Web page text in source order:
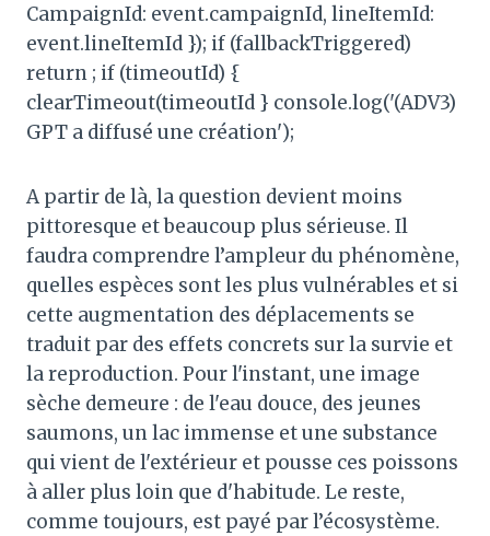
CampaignId: event.campaignId, lineItemId:
event.lineItemId }); if (fallbackTriggered)
return ; if (timeoutId) {
clearTimeout(timeoutId } console.log('(ADV3)
GPT a diffusé une création');
A partir de là, la question devient moins
pittoresque et beaucoup plus sérieuse. Il
faudra comprendre l’ampleur du phénomène,
quelles espèces sont les plus vulnérables et si
cette augmentation des déplacements se
traduit par des effets concrets sur la survie et
la reproduction. Pour l'instant, une image
sèche demeure : de l'eau douce, des jeunes
saumons, un lac immense et une substance
qui vient de l'extérieur et pousse ces poissons
à aller plus loin que d'habitude. Le reste,
comme toujours, est payé par l’écosystème.